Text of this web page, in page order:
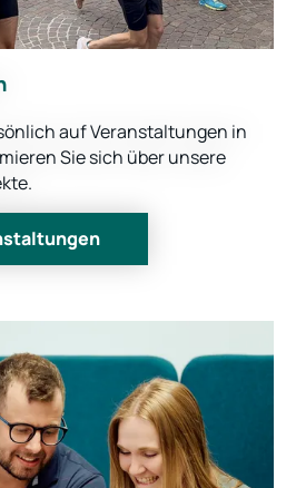
auf Veranstaltungen in
Sie sich über unsere